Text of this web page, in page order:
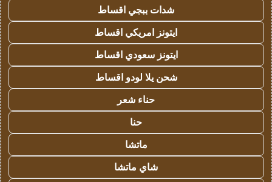
شدات ببجي اقساط
ايتونز امريكي اقساط
ايتونز سعودي اقساط
شحن يلا لودو اقساط
حناء شعر
حنا
ماتشا
شاي ماتشا